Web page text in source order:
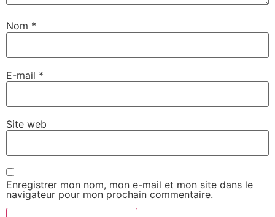
Nom *
E-mail *
Site web
Enregistrer mon nom, mon e-mail et mon site dans le
navigateur pour mon prochain commentaire.